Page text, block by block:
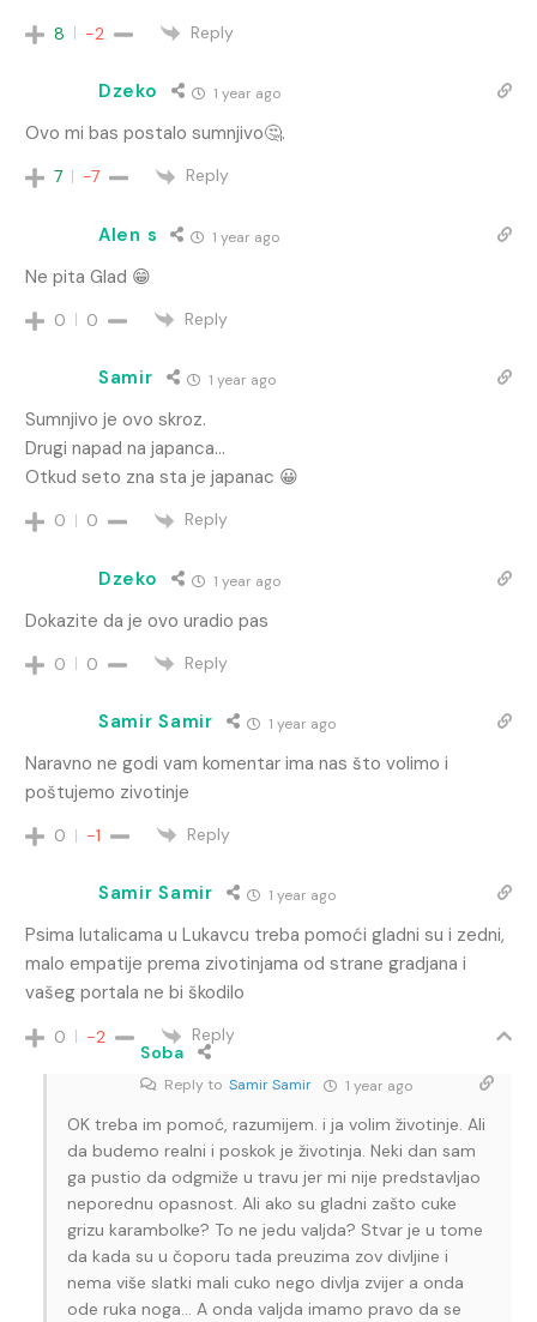
8 -2 Reply
Dzeko 1 year ago
Ovo mi bas postalo sumnjivo🤔.
7 -7 Reply
Alen s 1 year ago
Ne pita Glad 😁
0 0 Reply
Samir 1 year ago
Sumnjivo je ovo skroz.
Drugi napad na japanca…
Otkud seto zna sta je japanac 😀
0 0 Reply
Dzeko 1 year ago
Dokazite da je ovo uradio pas
0 0 Reply
Samir Samir 1 year ago
Naravno ne godi vam komentar ima nas što volimo i
poštujemo zivotinje
0 -1 Reply
Samir Samir 1 year ago
Psima lutalicama u Lukavcu treba pomoći gladni su i zedni,
malo empatije prema zivotinjama od strane gradjana i
vašeg portala ne bi škodilo
0 -2
Reply
Soba
Reply to Samir Samir 1 year ago
OK treba im pomoć, razumijem. i ja volim životinje. Ali
da budemo realni i poskok je životinja. Neki dan sam
ga pustio da odgmiže u travu jer mi nije predstavljao
neporednu opasnost. Ali ako su gladni zašto cuke
grizu karambolke? To ne jedu valjda? Stvar je u tome
da kada su u čoporu tada preuzima zov divljine i
nema više slatki mali cuko nego divlja zvijer a onda
ode ruka noga… A onda valjda imamo pravo da se